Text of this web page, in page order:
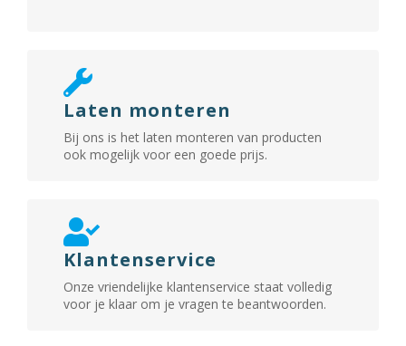
Laten monteren
Bij ons is het laten monteren van producten
ook mogelijk voor een goede prijs.
Klantenservice
Onze vriendelijke klantenservice staat volledig
voor je klaar om je vragen te beantwoorden.